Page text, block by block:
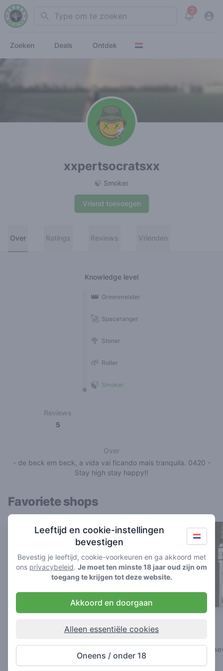
Search 2
View
Zoeken Deals Ontdek
xxpertsocratsxx
🍃 Smoker
Vriend toevoegen
Over Ratings Reviews Vrienden
Knowledge level
🍃 Smoker
🌱 Roller
🥦 Stoner
🚀 Spaceranger
👑 Greenmeister
Reviews
5
Over
- de beck em beck, a vida vai ficando mais tranquila. 0420 -
Stay high stay happy!!
Favoriete shops
4.9/ 5
Coffeeshop in Amsterdam
Coffeeshop in
Leeftijd en cookie-instellingen
bevestigen
Bevestig je leeftijd, cookie-voorkeuren en ga akkoord met
ons privacybeleid. Je moet ten minste 18 jaar oud zijn om
toegang te krijgen tot deze website.
Akkoord en doorgaan
Alleen essentiële cookies
Oneens / onder 18